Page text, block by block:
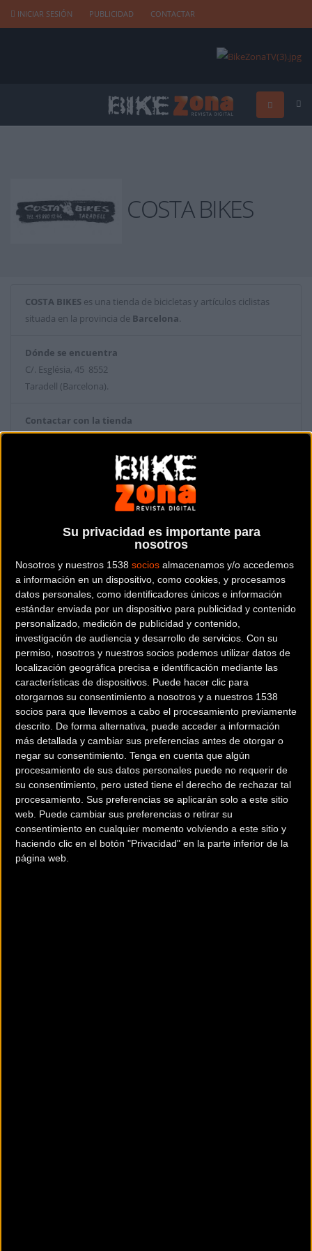
Su privacidad es importante para
nosotros
Nosotros y nuestros 1538 socios almacenamos y/o accedemos
a información en un dispositivo, como cookies, y procesamos
datos personales, como identificadores únicos e información
estándar enviada por un dispositivo para publicidad y contenido
personalizado, medición de publicidad y contenido,
investigación de audiencia y desarrollo de servicios. Con su
permiso, nosotros y nuestros socios podemos utilizar datos de
localización geográfica precisa e identificación mediante las
características de dispositivos. Puede hacer clic para
otorgarnos su consentimiento a nosotros y a nuestros 1538
socios para que llevemos a cabo el procesamiento previamente
descrito. De forma alternativa, puede acceder a información
más detallada y cambiar sus preferencias antes de otorgar o
negar su consentimiento. Tenga en cuenta que algún
procesamiento de sus datos personales puede no requerir de
su consentimiento, pero usted tiene el derecho de rechazar tal
procesamiento. Sus preferencias se aplicarán solo a este sitio
web. Puede cambiar sus preferencias o retirar su
consentimiento en cualquier momento volviendo a este sitio y
haciendo clic en el botón "Privacidad" en la parte inferior de la
página web.
INICIAR SESIÓN PUBLICIDAD CONTACTAR
COSTA BIKES
COSTA BIKES es una tienda de bicicletas y artículos ciclistas
situada en la provincia de Barcelona.
Dónde se encuentra
C/. Església, 45 8552
Taradell (Barcelona).
Contactar con la tienda
Terms of use © 1987–2026 HERE
200 km
¿Eres el propietario de esta tienda? Descubre cómo hacerte tienda
Premium para llegar a más clientes.
Comercios Bz Premium
ESCAPA BARCELONA NORD
Avinguda dels Quinze, 25 Barcelona (Barcelona)
MC SKI BIKE